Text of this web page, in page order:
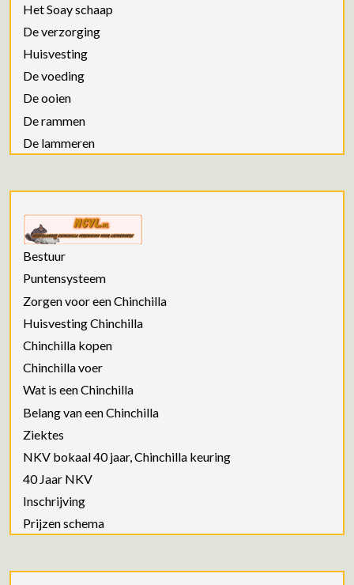
Het Soay schaap
De verzorging
Huisvesting
De voeding
De ooien
De rammen
De lammeren
Bestuur
Puntensysteem
Zorgen voor een Chinchilla
Huisvesting Chinchilla
Chinchilla kopen
Chinchilla voer
Wat is een Chinchilla
Belang van een Chinchilla
Ziektes
NKV bokaal 40 jaar, Chinchilla keuring
40 Jaar NKV
Inschrijving
Prijzen schema